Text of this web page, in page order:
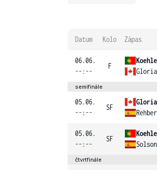
Datum Kolo Zápas
06.06.
--:--
F
semifinále
05.06.
--:--
SF
05.06.
--:--
SF
čtvrtfinále